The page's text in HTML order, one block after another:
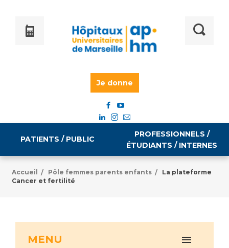
Je donne
PATIENTS / PUBLIC
Vous accompagnez, vous rendez visite à un patient
PROFESSIONNELS /
ÉTUDIANTS / INTERNES
Accueil / Pôle femmes parents enfants /
La plateforme
Cancer et fertilité
MENU